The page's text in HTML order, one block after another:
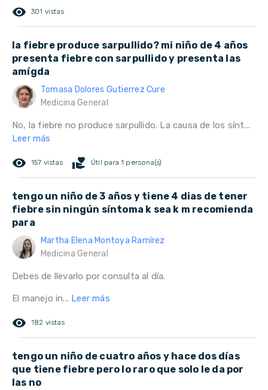
remove_red_eye 301 vistas
la fiebre produce sarpullido? mi niño de 4 años
presenta fiebre con sarpullido y presenta las
amígda
Tomasa Dolores Gutierrez Cure
Medicina General
No, la fiebre no produce sarpullido. La causa de los sínt...
Leer más
remove_red_eye 157 vistas volunteer_activism Útil para 1 persona(s)
tengo un niño de 3 años y tiene 4 dias de tener
fiebre sin ningún síntoma k sea k m recomienda
para
Martha Elena Montoya Ramírez
Medicina General
Debes de llevarlo por consulta al día.
El manejo in... Leer más
remove_red_eye 182 vistas
tengo un niño de cuatro años y hace dos días
que tiene fiebre pero lo raro que solo le da por
las no